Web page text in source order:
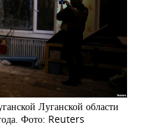
Луганской области
Фото: Reuters